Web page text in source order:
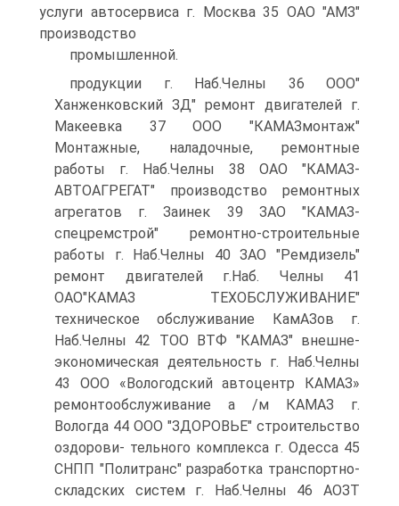
услуги автосервиса г. Москва 35 ОАО "АМЗ"
производство
промышленной.
продукции г. Наб.Челны 36 ООО"
Ханженковский ЗД" ремонт двигателей г.
Макеевка 37 ООО "КАМАЗмонтаж"
Монтажные, наладочные, ремонтные
работы г. Наб.Челны 38 ОАО "КАМАЗ-
АВТОАГРЕГАТ" производство ремонтных
агрегатов г. Заинек 39 ЗАО "КАМАЗ-
спецремстрой" ремонтно-строительные
работы г. Наб.Челны 40 ЗАО "Ремдизель"
ремонт двигателей г.Наб. Челны 41
ОАО"КАМАЗ ТЕХОБСЛУЖИВАНИЕ"
техническое обслуживание КамАЗов г.
Наб.Челны 42 ТОО ВТФ "КАМАЗ" внешне-
экономическая деятельность г. Наб.Челны
43 ООО «Вологодский автоцентр КАМАЗ»
ремонтообслуживание а /м КАМАЗ г.
Вологда 44 ООО "ЗДОРОВЬЕ" строительство
оздорови- тельного комплекса г. Одесса 45
СНПП "Политранс" разработка транспортно-
складских систем г. Наб.Челны 46 АОЗТ